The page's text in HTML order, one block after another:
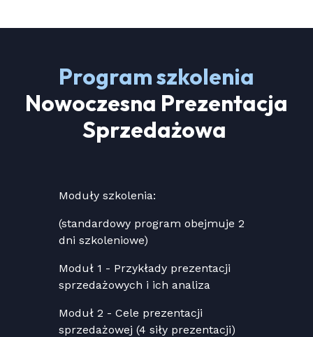
Program szkolenia
Nowoczesna Prezentacja
Sprzedażowa
Moduły szkolenia:
(standardowy program obejmuje 2
dni szkoleniowe)
Moduł 1 - Przykłady prezentacji
sprzedażowych i ich analiza
Moduł 2 - Cele prezentacji
sprzedażowej (4 siły prezentacji)